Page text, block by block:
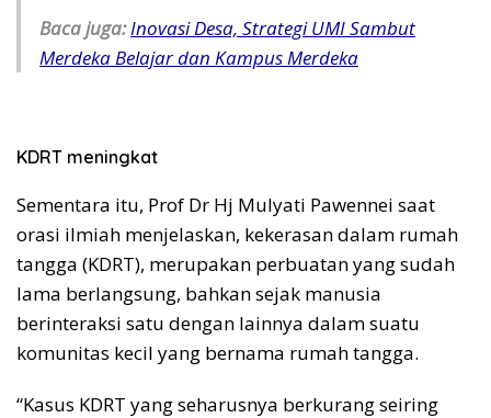
Baca juga:Inovasi Desa, Strategi UMI Sambut
Merdeka Belajar dan Kampus Merdeka
KDRT meningkat
Sementara itu, Prof Dr Hj Mulyati Pawennei saat
orasi ilmiah menjelaskan, kekerasan dalam rumah
tangga (KDRT), merupakan perbuatan yang sudah
lama berlangsung, bahkan sejak manusia
berinteraksi satu dengan lainnya dalam suatu
komunitas kecil yang bernama rumah tangga.
“Kasus KDRT yang seharusnya berkurang seiring